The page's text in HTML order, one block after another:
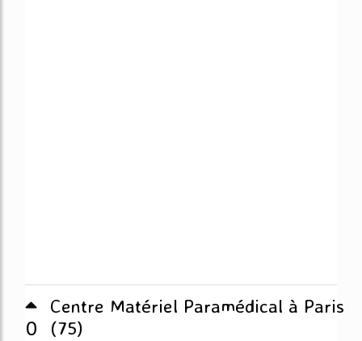
0
Centre Matériel Paramédical à Paris
(75)